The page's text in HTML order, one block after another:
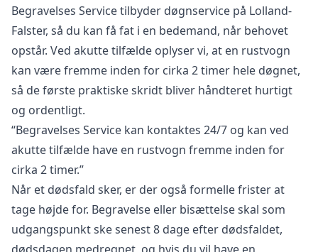
Begravelses Service tilbyder døgnservice på Lolland-
Falster, så du kan få fat i en bedemand, når behovet
opstår. Ved akutte tilfælde oplyser vi, at en rustvogn
kan være fremme inden for cirka 2 timer hele døgnet,
så de første praktiske skridt bliver håndteret hurtigt
og ordentligt.
“Begravelses Service kan kontaktes 24/7 og kan ved
akutte tilfælde have en rustvogn fremme inden for
cirka 2 timer.”
Når et dødsfald sker, er der også formelle frister at
tage højde for. Begravelse eller bisættelseskal som
udgangspunkt ske senest 8 dage efter dødsfaldet,